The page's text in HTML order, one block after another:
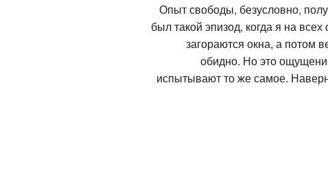
Опыт свободы, безусловно,
был такой эпизод, когда я на
загораются окна, а потом
обидно. Но это
испытывают то же самое.